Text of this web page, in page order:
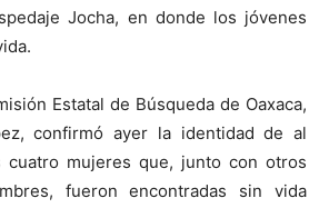
Jocha, en donde los jóvenes
Estatal de Búsqueda de Oaxaca,
confirmó ayer la identidad de al
cuatro mujeres que, junto con otros
fueron encontradas sin vida